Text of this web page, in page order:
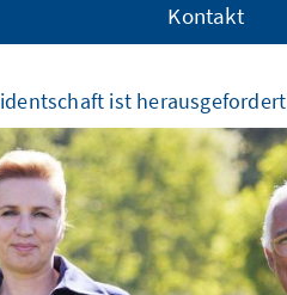
Kontakt
ist herausgefordert